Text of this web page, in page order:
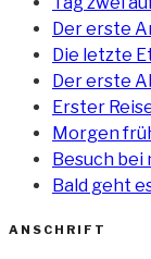
Der erste
Die letzte
Der erste
Erster
Morgen
Besuch bei
Bald geht
ANSCHRIFT